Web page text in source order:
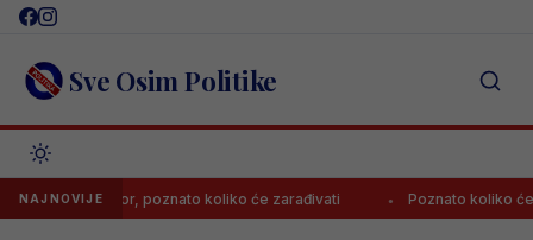
Skip
content Sve Osim Politike
NAJNOVIJEpoznato koliko će zarađivati Poznato koliko će